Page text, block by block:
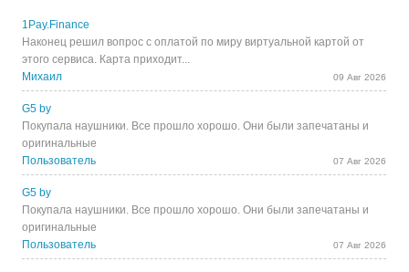
1Pay.Finance
Наконец решил вопрос с оплатой по миру виртуальной картой от
этого сервиса. Карта приходит...
Михаил
09 Авг 2026
G5 by
Покупала наушники. Все прошло хорошо. Они были запечатаны и
оригинальные
Пользователь
07 Авг 2026
G5 by
Покупала наушники. Все прошло хорошо. Они были запечатаны и
оригинальные
Пользователь
07 Авг 2026